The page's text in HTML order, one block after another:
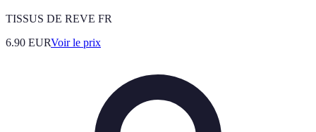
TISSUS DE REVE FR
6.90 EURVoir le prix